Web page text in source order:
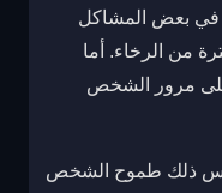
في بعض المشاكل
من الرخاء. أما
على مرور الشخص
ذلك طموح الشخص